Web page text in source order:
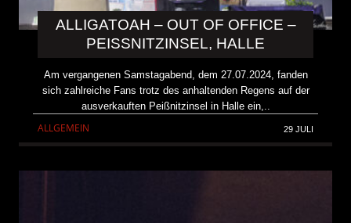
ALLIGATOAH – OUT OF OFFICE –
PEISSNITZINSEL, HALLE
Am vergangenen Samstagabend, dem 27.07.2024, fanden
sich zahlreiche Fans trotz des anhaltenden Regens auf der
ausverkauften Peißnitzinsel in Halle ein,..
ALLGEMEIN 29 JULI